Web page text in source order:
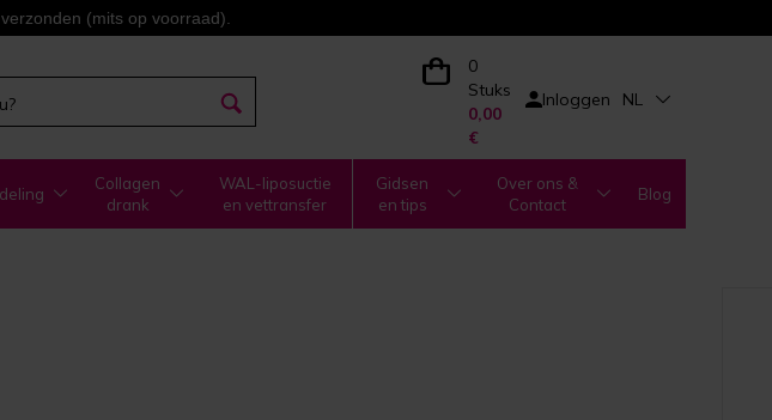
verzonden (mits op voorraad).
0
Stuks
0,00
€
Inloggen NL
Collagen
drank
WAL-liposuctie
en vettransfer
Gidsen
en tips
Over ons &
Contact
Blog